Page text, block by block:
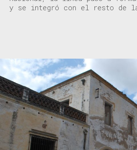
y se integró con el resto de